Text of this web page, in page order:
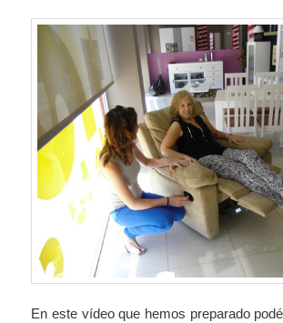
En este vídeo que hemos preparado